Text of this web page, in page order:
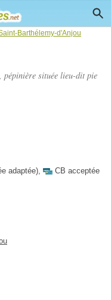
Barthélemy-d'Anjou
située lieu-dit pie
adaptée), CB acceptée